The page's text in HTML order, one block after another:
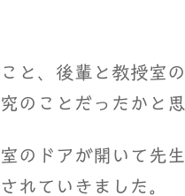
と、後輩と教授室
のことだったかと思
のドアが開いて先
れていきました。